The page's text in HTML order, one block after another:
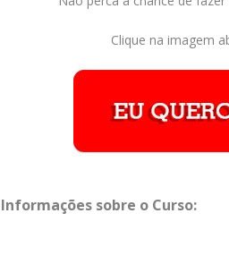
Clique na imagem
Informações sobre o Curso: